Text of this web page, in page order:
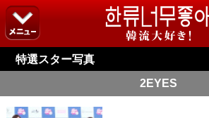
特選スター写真
2EYES